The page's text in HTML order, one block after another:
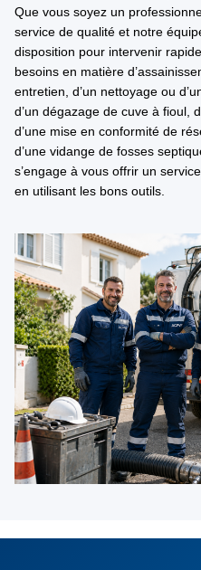
Que vous soyez un
service de qualité et notre
disposition pour intervenir
besoins en matière
entretien, d’un nettoyage ou
d’un dégazage de cuve à fioul,
d’une mise en conformité de
d’une vidange de fosses
s’engage à vous offrir un
en utilisant les bons outils.